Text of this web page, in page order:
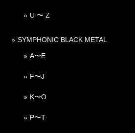
U 〜 Z
SYMPHONIC BLACK METAL
A〜E
F〜J
K〜O
P〜T